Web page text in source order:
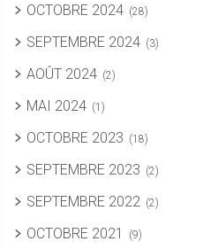
OCTOBRE 2024 (28)
SEPTEMBRE 2024 (3)
AOÛT 2024 (2)
MAI 2024 (1)
OCTOBRE 2023 (18)
SEPTEMBRE 2023 (2)
SEPTEMBRE 2022 (2)
OCTOBRE 2021 (9)